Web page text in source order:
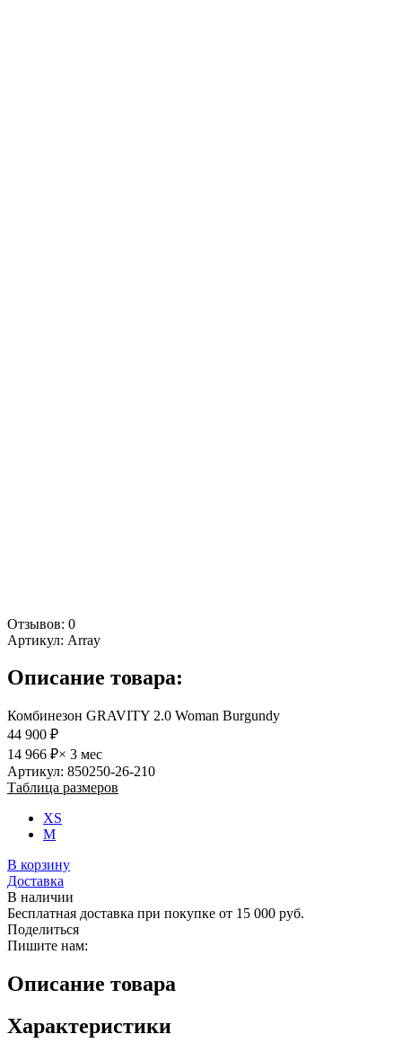
Отзывов: 0
Артикул: Array
Описание товара:
Комбинезон GRAVITY 2.0 Woman Burgundy
44 900 ₽
14 966 ₽× 3 мес
Артикул: 850250-26-210
Таблица размеров
XS
M
В корзину
Доставка
В наличии
Бесплатная доставка при покупке от 15 000 руб.
Поделиться
Пишите нам:
Описание товара
Характеристики